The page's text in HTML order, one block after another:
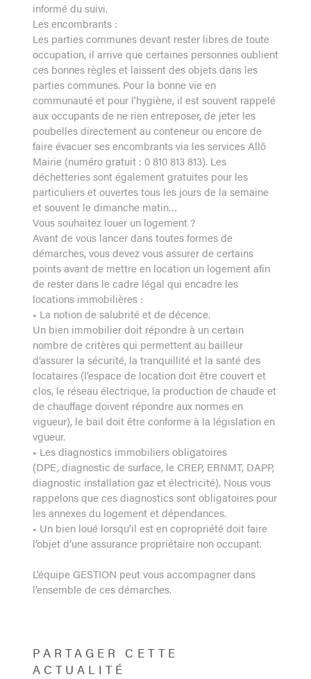
informé du suivi.
Les encombrants :
Les parties communes devant rester libres de toute
occupation, il arrive que certaines personnes oublient
ces bonnes règles et laissent des objets dans les
parties communes. Pour la bonne vie en
communauté et pour l'hygiène, il est souvent rappelé
aux occupants de ne rien entreposer, de jeter les
poubelles directement au conteneur ou encore de
faire évacuer ses encombrants via les services Allô
Mairie (numéro gratuit : 0 810 813 813). Les
déchetteries sont également gratuites pour les
particuliers et ouvertes tous les jours de la semaine
et souvent le dimanche matin…
Vous souhaitez louer un logement ?
Avant de vous lancer dans toutes formes de
démarches, vous devez vous assurer de certains
points avant de mettre en location un logement afin
de rester dans le cadre légal qui encadre les
locations immobilières :
• La notion de salubrité et de décence.
Un bien immobilier doit répondre à un certain
nombre de critères qui permettent au bailleur
d’assurer la sécurité, la tranquillité et la santé des
locataires (l’espace de location doit être couvert et
clos, le réseau électrique, la production de chaude et
de chauffage doivent répondre aux normes en
vigueur), le bail doit être conforme à la législation en
vgueur.
• Les diagnostics immobiliers obligatoires
(DPE, diagnostic de surface, le CREP, ERNMT, DAPP,
diagnostic installation gaz et électricité). Nous vous
rappelons que ces diagnostics sont obligatoires pour
les annexes du logement et dépendances.
• Un bien loué lorsqu’il est en copropriété doit faire
l’objet d’une assurance propriétaire non occupant.
L’équipe GESTION peut vous accompagner dans
l’ensemble de ces démarches.
PARTAGER CETTE
ACTUALITÉ